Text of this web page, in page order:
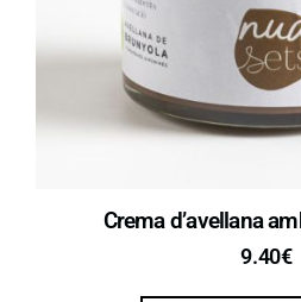
Crema d’avellana
9.40€